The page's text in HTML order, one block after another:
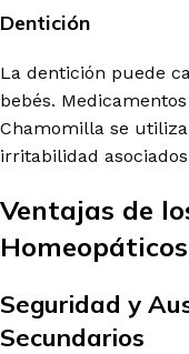
Dentición
La dentición puede
bebés.
Chamomilla se
irritabilidad
Ventajas de
Homeopáticos
Seguridad y
Secundarios